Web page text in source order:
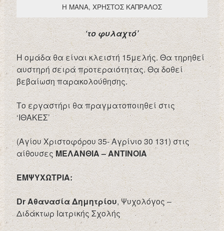
Η ΜΑΝΑ, ΧΡΗΣΤΟΣ ΚΑΠΡΑΛΟΣ
‘το φυλαχτό’
Η ομάδα θα είναι κλειστή 15μελής. Θα τηρηθεί
αυστηρή σειρά προτεραιότητας. Θα δοθεί
βεβαίωση παρακολούθησης.
Το εργαστήρι θα πραγματοποιηθεί στις
‘ΙΘΑΚΕΣ’
(Αγίου Χριστοφόρου 35- Αγρίνιο 30 131) στις
αίθουσεςΜΕΛΑΝΘΙΑ – ΑΝΤΙΝΟΙΑ
ΕΜΨΥΧΩΤΡΙΑ:
DrΑθανασία Δημητρίου, Ψυχολόγος –
Διδάκτωρ Ιατρικής Σχολής